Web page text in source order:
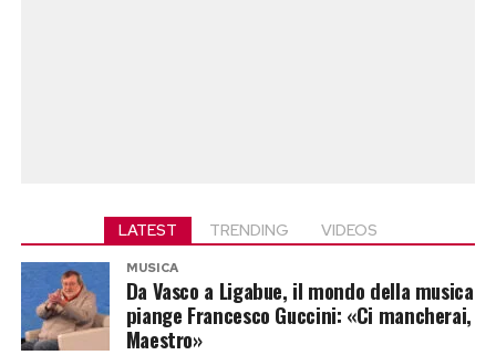
LATEST TRENDING VIDEOS
MUSICA
Da Vasco a Ligabue, il mondo della musica
piange Francesco Guccini: «Ci mancherai,
Maestro»